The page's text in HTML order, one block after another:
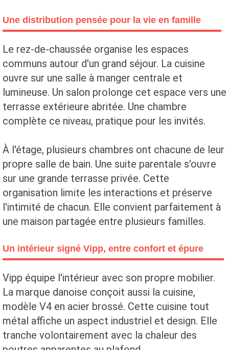
Une distribution pensée pour la vie en famille
Le rez-de-chaussée organise les espaces
communs autour d'un grand séjour. La cuisine
ouvre sur une salle à manger centrale et
lumineuse. Un salon prolonge cet espace vers une
terrasse extérieure abritée. Une chambre
complète ce niveau, pratique pour les invités.
À l'étage, plusieurs chambres ont chacune de leur
propre salle de bain. Une suite parentale s'ouvre
sur une grande terrasse privée. Cette
organisation limite les interactions et préserve
l'intimité de chacun. Elle convient parfaitement à
une maison partagée entre plusieurs familles.
Un intérieur signé Vipp, entre confort et épure
Vipp équipe l'intérieur avec son propre mobilier.
La marque danoise conçoit aussi la cuisine,
modèle V4 en acier brossé. Cette cuisine tout
métal affiche un aspect industriel et design. Elle
tranche volontairement avec la chaleur des